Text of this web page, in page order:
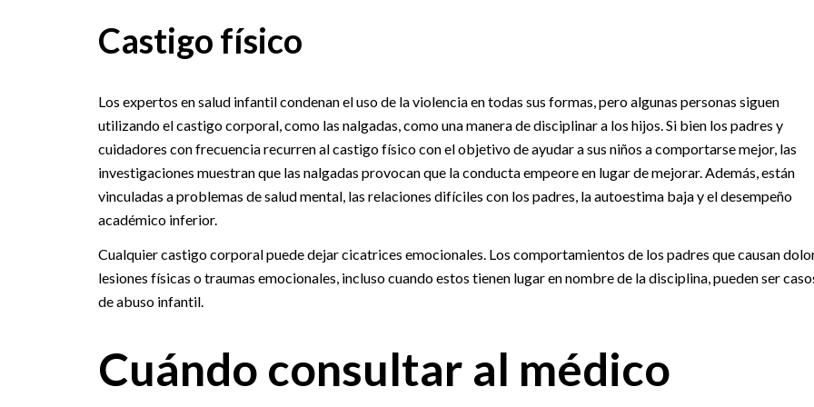
Castigo físico
Los expertos en salud infantil condenan el uso de la violencia en todas sus formas, pero algunas personas siguen
utilizando el castigo corporal, como las nalgadas, como una manera de disciplinar a los hijos. Si bien los padres y
cuidadores con frecuencia recurren al castigo físico con el objetivo de ayudar a sus niños a comportarse mejor, las
investigaciones muestran que las nalgadas provocan que la conducta empeore en lugar de mejorar. Además, están
vinculadas a problemas de salud mental, las relaciones difíciles con los padres, la autoestima baja y el desempeño
académico inferior.
Cualquier castigo corporal puede dejar cicatrices emocionales. Los comportamientos de los padres que causan
lesiones físicas o traumas emocionales, incluso cuando estos tienen lugar en nombre de la disciplina, pueden ser
de abuso infantil.
Cuándo consultar al médico